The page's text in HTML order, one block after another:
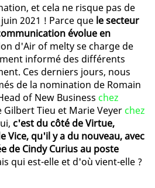
et cela ne risque pas de
2021 ! Parce que le secteur
évolue en
d'Air of melty se charge de
informé des différents
Ces derniers jours, nous
de la nomination de Romain
of New Business chez
Gilbert Tieu et Marie Veyer chez
c'est du côté de Virtue,
Vice, qu'il y a du nouveau, avec
de Cindy Curius au poste
qui est-elle et d'où vient-elle ?